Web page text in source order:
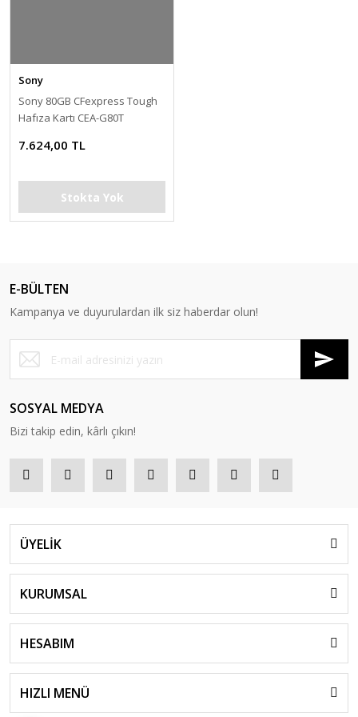
Sony
Sony 80GB CFexpress Tough
Hafıza Kartı CEA-G80T
7.624,00 TL
Stokta Yok
E-BÜLTEN
Kampanya ve duyurulardan ilk siz haberdar olun!
SOSYAL MEDYA
Bizi takip edin, kârlı çıkın!
ÜYELİK
KURUMSAL
HESABIM
HIZLI MENÜ